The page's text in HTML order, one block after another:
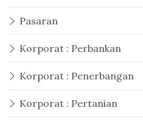
Pasaran
Korporat : Perbankan
Korporat : Penerbangan
Korporat : Pertanian